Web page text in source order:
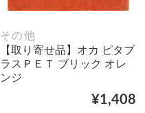
その他
【取り寄せ品】オカ ピタプ
ラスＰＥＴ ブリック オレ
ンジ
¥1,408